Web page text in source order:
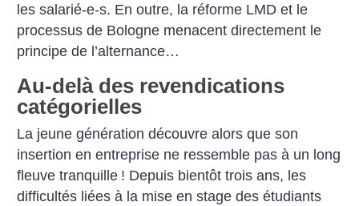
les salarié-e-s. En outre, la réforme LMD et le
processus de Bologne menacent directement le
principe de l’alternance…
Au-delà des revendications
catégorielles
La jeune génération découvre alors que son
insertion en entreprise ne ressemble pas à un long
fleuve tranquille ! Depuis bientôt trois ans, les
difficultés liées à la mise en stage des étudiants